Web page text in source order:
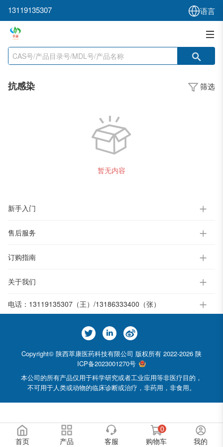
13119135307 语言
抗感染 筛选
暂无内容
新手入门
售后服务
订购指南
关于我们
电话： 13119135307（王）/13186333400（张）
Copyright© 陕西萃康医药科技有限公司 版权所有 2022-2026 陕
ICP备2023001270号
本公司的所有产品仅用于科学研究或者工业应用等非医疗目的，
不可用于人类或动物的临床诊断或治疗，非药用，非食用。
首页 产品 客服
0
购物车
我的